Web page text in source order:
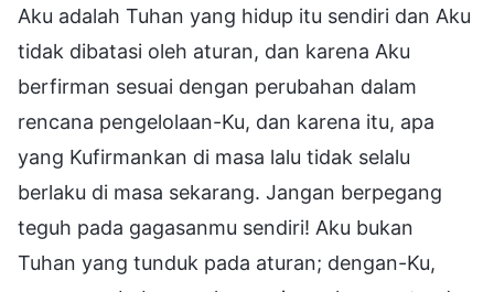
Aku adalah Tuhan yang hidup itu sendiri dan Aku
tidak dibatasi oleh aturan, dan karena Aku
berfirman sesuai dengan perubahan dalam
rencana pengelolaan-Ku, dan karena itu, apa
yang Kufirmankan di masa lalu tidak selalu
berlaku di masa sekarang. Jangan berpegang
teguh pada gagasanmu sendiri! Aku bukan
Tuhan yang tunduk pada aturan; dengan-Ku,